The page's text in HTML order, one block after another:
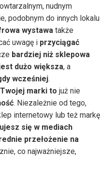
nudnym
podobnym do innych lokalu
wystawa także
uwagę i przyciągać
bardziej niż sklepowa
dużo większa, a
wcześniej.
marki to już nie
. Niezależnie od tego,
internetowy lub też markę
się w mediach
przełożenie na
co najważniejsze,